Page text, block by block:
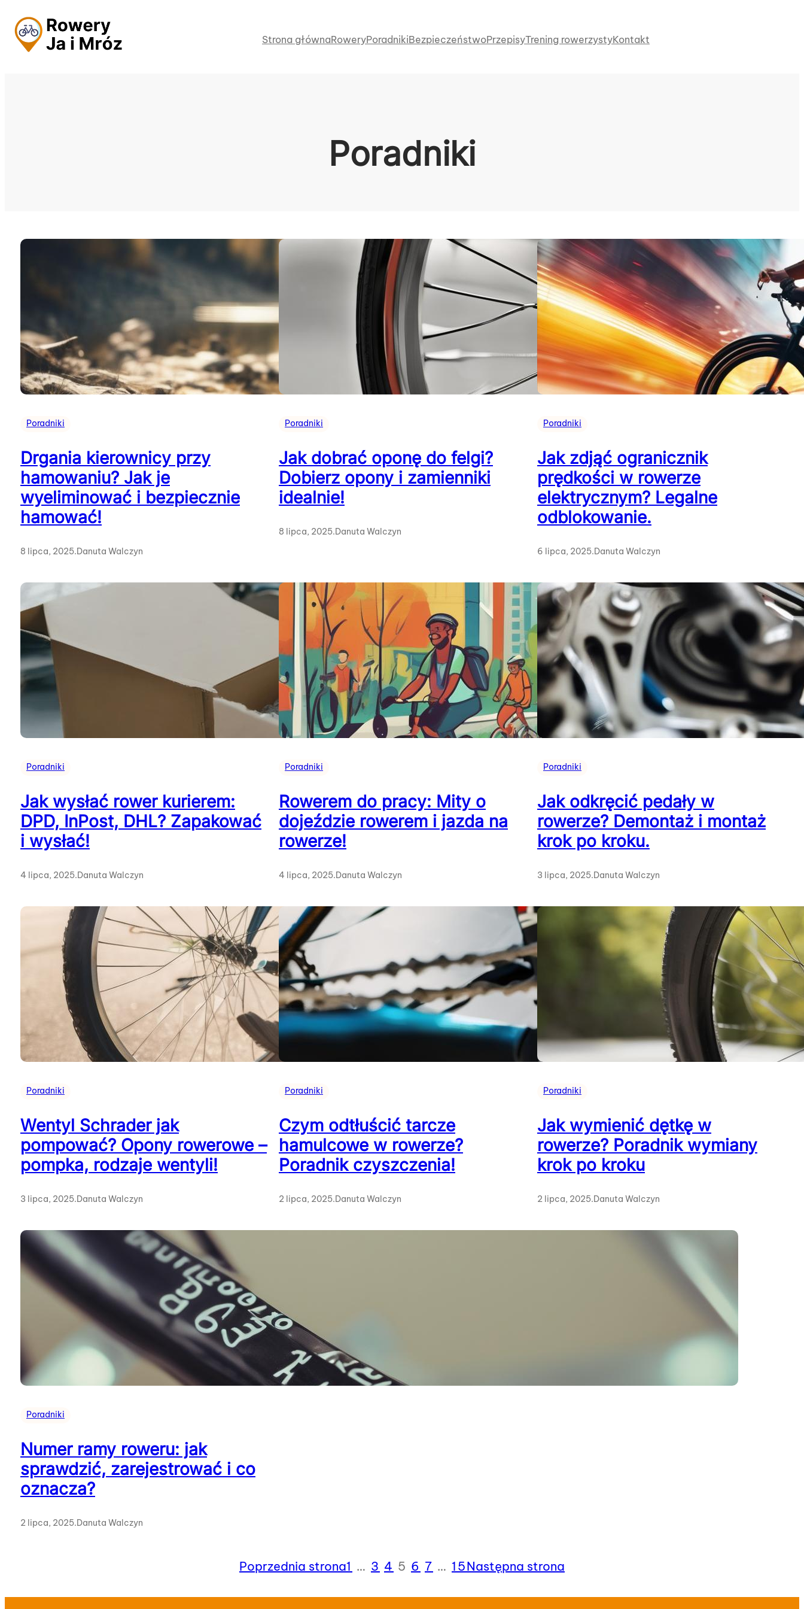
do
treści
Strona głównaRoweryPoradnikiBezpieczeństwoPrzepisyTrening rowerzystyKontakt
Poradniki
Poradniki
Drgania kierownicy przy
hamowaniu? Jak je
wyeliminować i bezpiecznie
hamować!
8 lipca, 2025.Danuta Walczyn
Poradniki
Jak dobrać oponę do felgi?
Dobierz opony i zamienniki
idealnie!
8 lipca, 2025.Danuta Walczyn
Poradniki
Jak zdjąć ogranicznik
prędkości w rowerze
elektrycznym? Legalne
odblokowanie.
6 lipca, 2025.Danuta Walczyn
Poradniki
Jak wysłać rower kurierem:
DPD, InPost, DHL? Zapakować
i wysłać!
4 lipca, 2025.Danuta Walczyn
Poradniki
Rowerem do pracy: Mity o
dojeździe rowerem i jazda na
rowerze!
4 lipca, 2025.Danuta Walczyn
Poradniki
Jak odkręcić pedały w
rowerze? Demontaż i montaż
krok po kroku.
3 lipca, 2025.Danuta Walczyn
Poradniki
Wentyl Schrader jak
pompować? Opony rowerowe –
pompka, rodzaje wentyli!
3 lipca, 2025.Danuta Walczyn
Poradniki
Czym odtłuścić tarcze
hamulcowe w rowerze?
Poradnik czyszczenia!
2 lipca, 2025.Danuta Walczyn
Poradniki
Jak wymienić dętkę w
rowerze? Poradnik wymiany
krok po kroku
2 lipca, 2025.Danuta Walczyn
Poradniki
Numer ramy roweru: jak
sprawdzić, zarejestrować i co
oznacza?
2 lipca, 2025.Danuta Walczyn
Poprzednia strona1 … 3 4 5 6 7 … 15Następna strona